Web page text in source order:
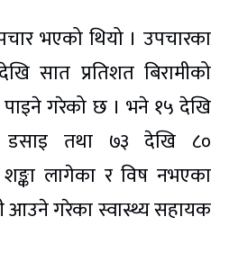
भएको थियो । उपचारका
सात प्रतिशत बिरामीको
गरेको छ । भने १५ देखि
डसाइ तथा ७३ देखि ८०
लागेका र विष नभएका
आउने गरेका स्वास्थ्य सहायक